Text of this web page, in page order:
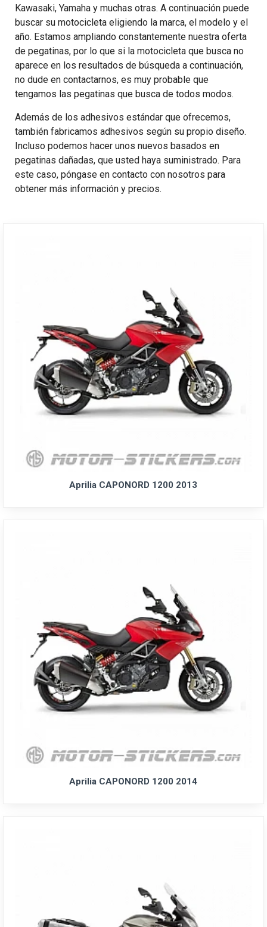
Kawasaki, Yamaha y muchas otras. A continuación puede
buscar su motocicleta eligiendo la marca, el modelo y el
año. Estamos ampliando constantemente nuestra oferta
de pegatinas, por lo que si la motocicleta que busca no
aparece en los resultados de búsqueda a continuación,
no dude en contactarnos, es muy probable que
tengamos las pegatinas que busca de todos modos.
Además de los adhesivos estándar que ofrecemos,
también fabricamos adhesivos según su propio diseño.
Incluso podemos hacer unos nuevos basados en
pegatinas dañadas, que usted haya suministrado. Para
este caso, póngase en contacto con nosotros para
obtener más información y precios.
Aprilia CAPONORD 1200 2013
Aprilia CAPONORD 1200 2014